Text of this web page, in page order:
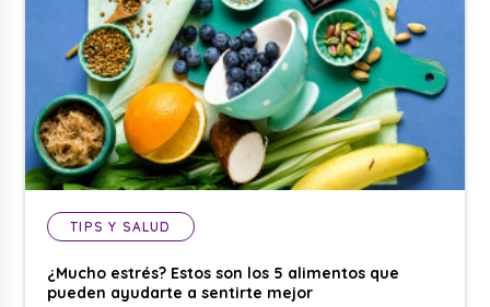
TIPS Y SALUD
¿Mucho estrés? Estos son los 5 alimentos que
pueden ayudarte a sentirte mejor